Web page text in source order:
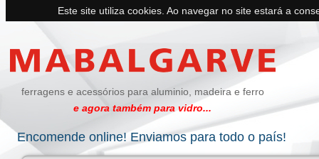
Este site utiliza cookies. Ao navegar no site estará a
ferragens e acessórios para aluminio, madeira e ferro
e agora também para vidro...
Encomende online! Enviamos para todo o país!